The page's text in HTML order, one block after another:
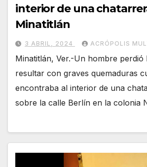
interior de una
Minatitlán
3 ABRIL, 2024 ACRÓPOLIS
Minatitlán, Ver.-Un hombre perdió
resultar con graves quemaduras
encontraba al interior de una
sobre la calle Berlín en la colonia